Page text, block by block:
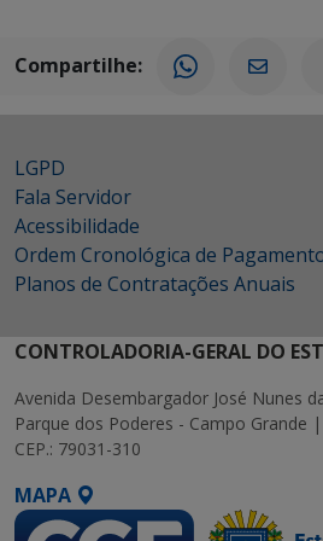
Compartilhe:
LGPD
Fala Servidor
Acessibilidade
Ordem Cronológica de
Planos de Contratações Anuais
CONTROLADORIA-GERAL DO
Avenida Desembargador José Nunes
Parque dos Poderes - Campo Grande
CEP.: 79031-310
MAPA